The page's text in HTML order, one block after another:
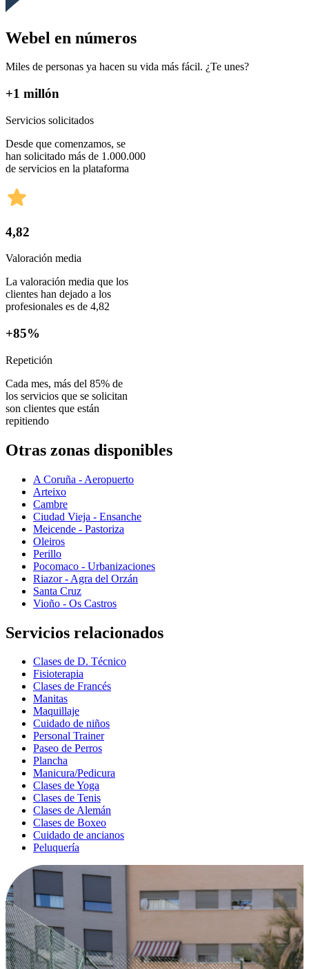
Webel en números
Miles de personas ya hacen su vida más fácil. ¿Te unes?
+1 millón
Servicios solicitados
Desde que comenzamos, se
han solicitado más de 1.000.000
de servicios en la plataforma
4,82
Valoración media
La valoración media que los
clientes han dejado a los
profesionales es de 4,82
+85%
Repetición
Cada mes, más del 85% de
los servicios que se solicitan
son clientes que están
repitiendo
Otras zonas disponibles
A Coruña - Aeropuerto
Arteixo
Cambre
Ciudad Vieja - Ensanche
Meicende - Pastoriza
Oleiros
Perillo
Pocomaco - Urbanizaciones
Riazor - Agra del Orzán
Santa Cruz
Vioño - Os Castros
Servicios relacionados
Clases de D. Técnico
Fisioterapia
Clases de Francés
Manitas
Maquillaje
Cuidado de niños
Personal Trainer
Paseo de Perros
Plancha
Manicura/Pedicura
Clases de Yoga
Clases de Tenis
Clases de Alemán
Clases de Boxeo
Cuidado de ancianos
Peluquería